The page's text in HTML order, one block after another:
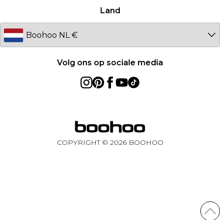
Germany
Land
Volg ons op sociale media
COPYRIGHT © 2026BOOHOO